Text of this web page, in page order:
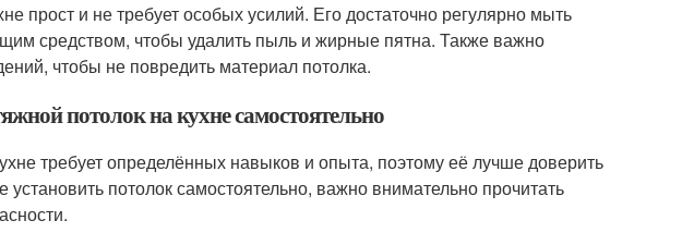
прост и не требует особых усилий. Его достаточно регулярно мыть
средством, чтобы удалить пыль и жирные пятна. Также важно
чтобы не повредить материал потолка.
потолок на кухне самостоятельно
требует определённых навыков и опыта, поэтому её лучше доверить
потолок самостоятельно, важно внимательно прочитать